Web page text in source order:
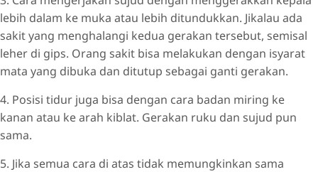
lebih dalam ke muka atau lebih ditundukkan. Jikalau ada
sakit yang menghalangi kedua gerakan tersebut, semisal
leher di gips. Orang sakit bisa melakukan dengan isyarat
mata yang dibuka dan ditutup sebagai ganti gerakan.
4. Posisi tidur juga bisa dengan cara badan miring ke
kanan atau ke arah kiblat. Gerakan ruku dan sujud pun
sama.
5. Jika semua cara di atas tidak memungkinkan sama